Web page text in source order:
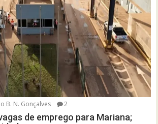
B. N. Gonçalves 2
de emprego para Mariana;